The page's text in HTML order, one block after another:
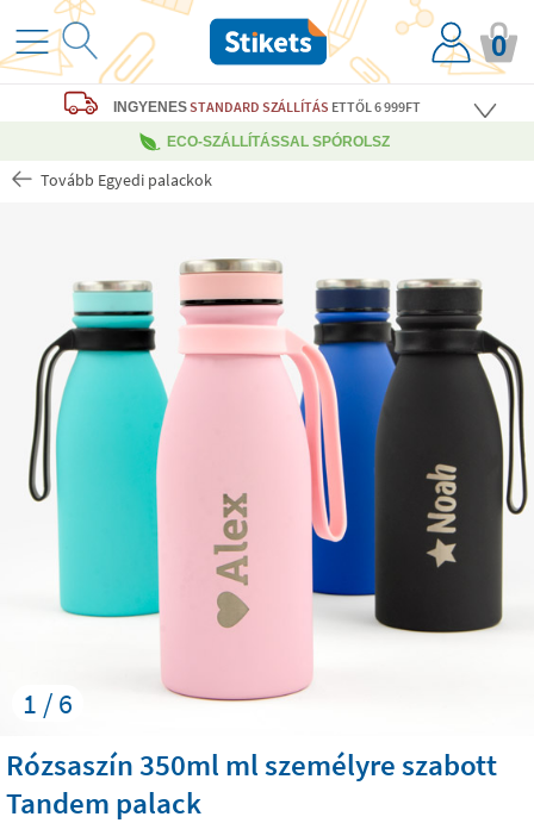
0
INGYENESSTANDARD SZÁLLÍTÁS ETTŐL 6 999FT
ECO-SZÁLLÍTÁSSAL SPÓROLSZ
Tovább Egyedi palackok
1 / 6
Rózsaszín 350ml ml személyre szabott
Tandem palack